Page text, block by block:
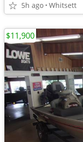
5h ago Whitsett
$11,900